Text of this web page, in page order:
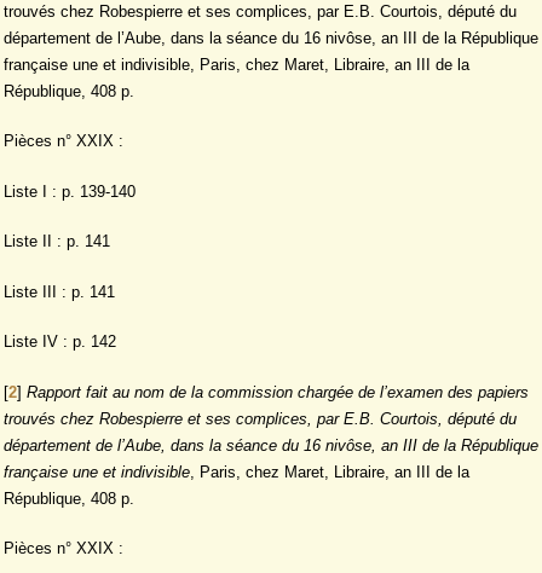
trouvés chez Robespierre et ses complices, par E.B. Courtois, député du
département de l’Aube, dans la séance du 16 nivôse, an III de la République
française une et indivisible, Paris, chez Maret, Libraire, an III de la
République, 408 p.
Pièces n° XXIX :
Liste I : p. 139-140
Liste II : p. 141
Liste III : p. 141
Liste IV : p. 142
[2] Rapport fait au nom de la commission chargée de l’examen des papiers
trouvés chez Robespierre et ses complices, par E.B. Courtois, député du
département de l’Aube, dans la séance du 16 nivôse, an III de la République
française une et indivisible , Paris, chez Maret, Libraire, an III de la
République, 408 p.
Pièces n° XXIX :